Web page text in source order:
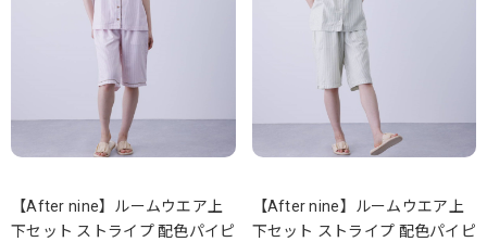
【After nine】ルームウエア上
下セット ストライプ 配色パイピ
【After nine】ルームウエア上
下セット ストライプ 配色パイピ